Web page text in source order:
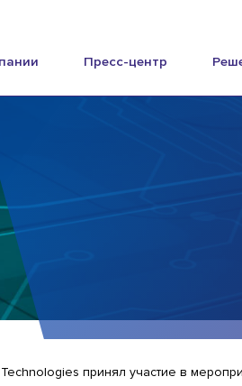
Пресс-центр
Technologies принял участие в